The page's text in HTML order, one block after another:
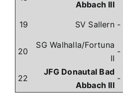
Abbach III
19 SV Sallern-
20
SG Walhalla/Fortuna
II
-
22
JFG Donautal Bad
Abbach III
-